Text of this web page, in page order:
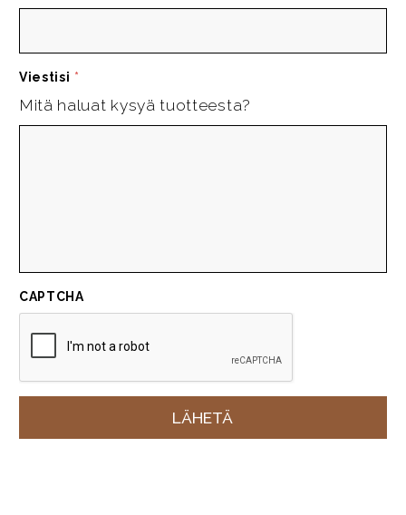
Viestisi *
Mitä haluat kysyä tuotteesta?
CAPTCHA